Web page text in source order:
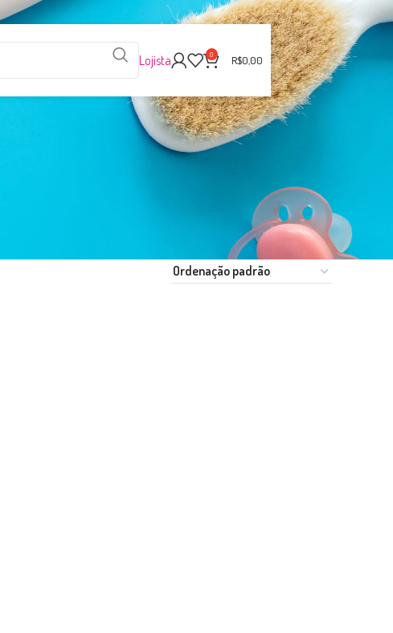
Lojista 0 R$0,00